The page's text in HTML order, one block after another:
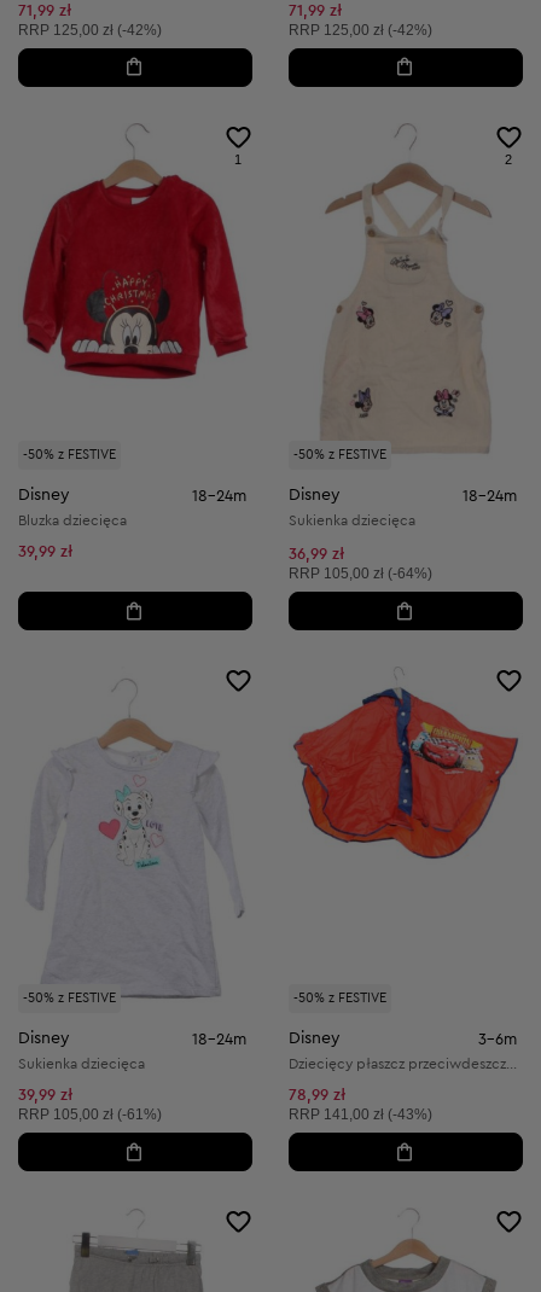
71,99 zł
Cena sugerowana:
RRP 125,00 zł (-42%)
71,99 zł
Cena sugerowana:
RRP 125,00 zł (-42%)
-50% z FESTIVE
1
Disney 18-24m
Bluzka dziecięca
39,99 zł
-50% z FESTIVE
2
Disney 18-24m
Sukienka dziecięca
36,99 zł
Cena sugerowana:
RRP 105,00 zł (-64%)
-50% z FESTIVE
Disney 18-24m
Sukienka dziecięca
39,99 zł
Cena sugerowana:
RRP 105,00 zł (-61%)
-50% z FESTIVE
Disney 3-6m
78,99 zł
Cena sugerowana:
RRP 141,00 zł (-43%)